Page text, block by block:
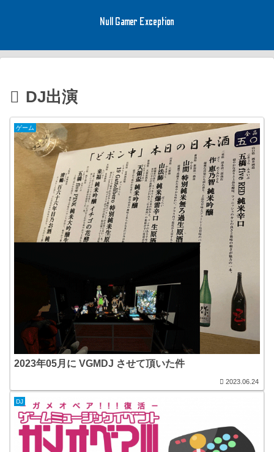
Null Gamer Exception
DJ出演
ゲーム
2023年05月に VGMDJ させて頂いた件
2023.06.24
DJ